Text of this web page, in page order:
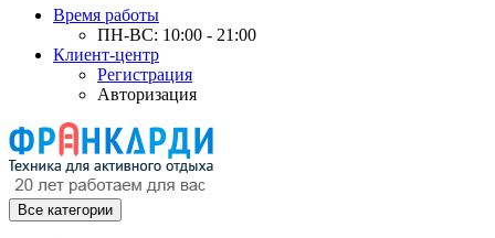
Время работы
ПН-ВС: 10:00 - 21:00
Клиент-центр
Регистрация
Авторизация
Все категории